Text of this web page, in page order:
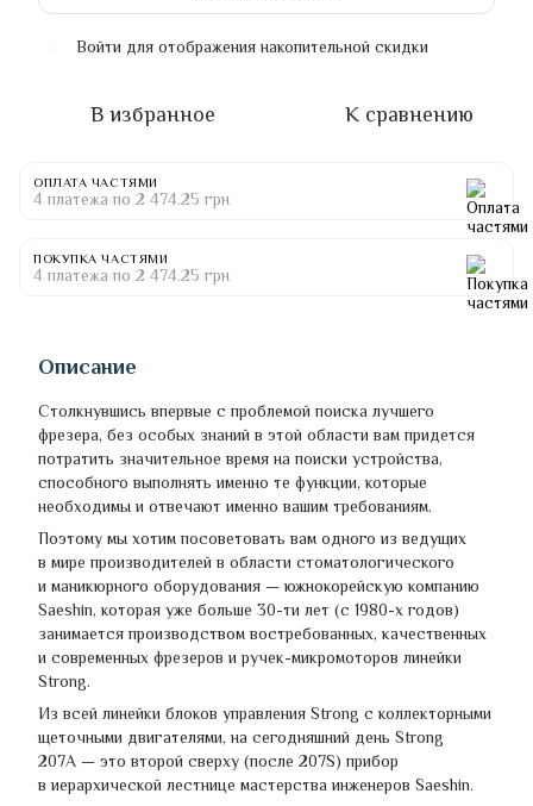
Войти для отображения накопительной скидки
В избранное К сравнению
ОПЛАТА ЧАСТЯМИ
4 платежа по 2 474.25 грн
ПОКУПКА ЧАСТЯМИ
4 платежа по 2 474.25 грн
Описание
Столкнувшись впервые с проблемой поиска лучшего
фрезера, без особых знаний в этой области вам придется
потратить значительное время на поиски устройства,
способного выполнять именно те функции, которые
необходимы и отвечают именно вашим требованиям.
Поэтому мы хотим посоветовать вам одного из ведущих
в мире производителей в области стоматологического
и маникюрного оборудования — южнокорейскую компанию
Saeshin, которая уже больше 30-ти лет (с 1980-х годов)
занимается производством востребованных, качественных
и современных фрезеров и ручек-микромоторов линейки
Strong.
Из всей линейки блоков управления Strong с коллекторными
щеточными двигателями, на сегодняшний день Strong
207А — это второй сверху (после 207S) прибор
в иерархической лестнице мастерства инженеров Saeshin.